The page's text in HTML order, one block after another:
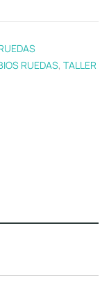
RUEDAS, TALLER